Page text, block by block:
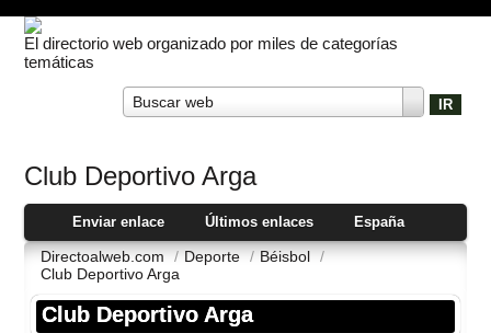
El directorio web organizado por miles de categorías
temáticas
Buscar web
Club Deportivo Arga
Enviar enlace Últimos enlaces España
Directoalweb.com / Deporte / Béisbol /
Club Deportivo Arga
Club Deportivo Arga